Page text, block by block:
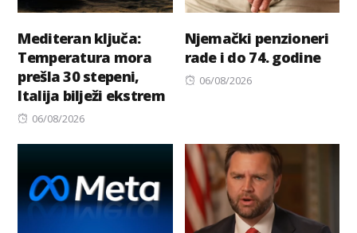
Mediteran ključa:
Temperatura mora
prešla 30 stepeni,
Italija bilježi ekstrem
Posted
06/08/2026
Njemački penzioneri
rade i do 74. godine
Posted
06/08/2026